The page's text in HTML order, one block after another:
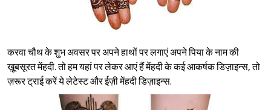
करवा चौथ के शुभ अवसर पर अपने हाथों पर लगाएं अपने पिया के नाम की
ख़ूबसूरत मेंहदी. तो हम यहां पर लेकर आएं हैं मेंहदी के कई आकर्षक डिज़ाइन्स, तो
ज़रूर ट्राई करें ये लेटेस्ट और ईज़ी मेंहदी डिज़ाइन्स.